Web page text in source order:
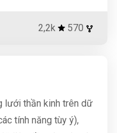
2,2k 570
lưới thần kinh trên dữ
tính năng tùy ý),